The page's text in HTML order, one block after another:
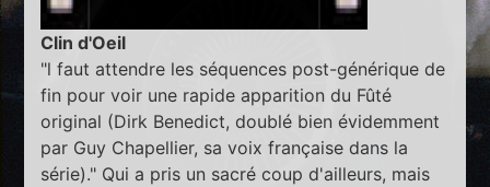
Clin d'Oeil
"l faut attendre les séquences post-générique de
fin pour voir une rapide apparition du Fûté
original (Dirk Benedict, doublé bien évidemment
par Guy Chapellier, sa voix française dans la
série)." Qui a pris un sacré coup d'ailleurs, mais